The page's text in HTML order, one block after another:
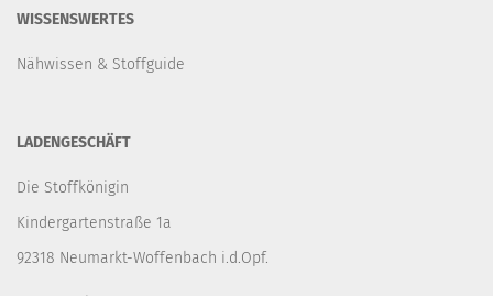
WISSENSWERTES
Nähwissen & Stoffguide
LADENGESCHÄFT
Die Stoffkönigin
Kindergartenstraße 1a
92318 Neumarkt-Woffenbach i.d.Opf.